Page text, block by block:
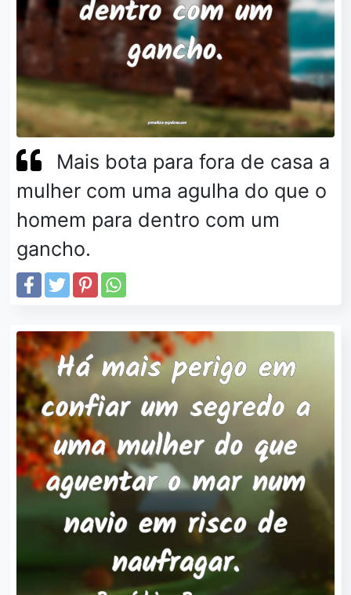
Mais bota para fora de casa a
mulher com uma agulha do que o
homem para dentro com um
gancho.